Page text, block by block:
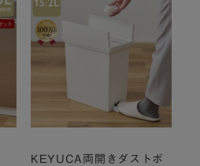
KEYUCA両開きダストボ